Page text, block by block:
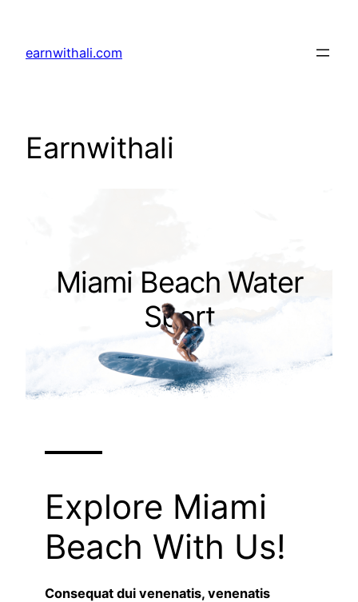
content
earnwithali.com
Earnwithali
Miami Beach Water
Sport
Explore Miami
Beach With Us!
Consequat dui venenatis, venenatis